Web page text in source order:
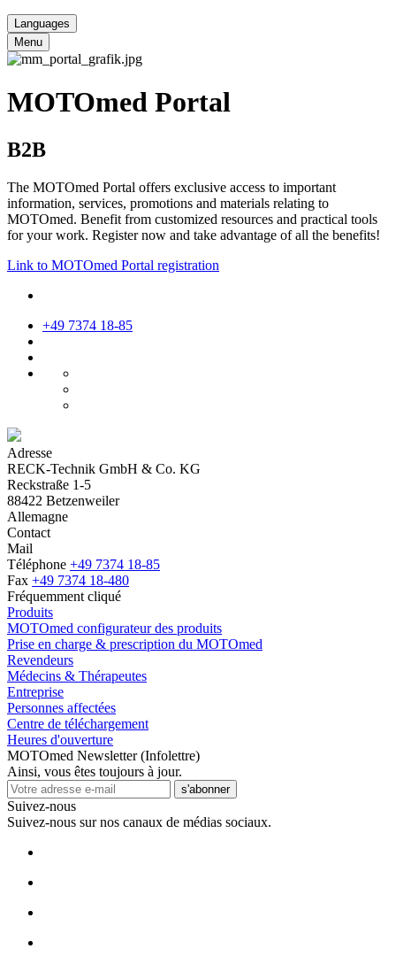
Languages
Menu
MOTOmed Portal
B2B
The MOTOmed Portal offers exclusive access to important
information, services, promotions and materials relating to
MOTOmed. Benefit from customized resources and practical tools
for your work. Register now and take advantage of all the benefits!
Link to MOTOmed Portal registration
+49 7374 18-85
Adresse
RECK-Technik GmbH & Co. KG
Reckstraße 1-5
88422 Betzenweiler
Allemagne
Contact
Mail
Téléphone +49 7374 18-85
Fax +49 7374 18-480
Fréquemment cliqué
Produits
MOTOmed configurateur des produits
Prise en charge & prescription du MOTOmed
Revendeurs
Médecins & Thérapeutes
Entreprise
Personnes affectées
Centre de téléchargement
Heures d'ouverture
MOTOmed Newsletter (Infolettre)
Ainsi, vous êtes toujours à jour.
s'abonner
Suivez-nous
Suivez-nous sur nos canaux de médias sociaux.